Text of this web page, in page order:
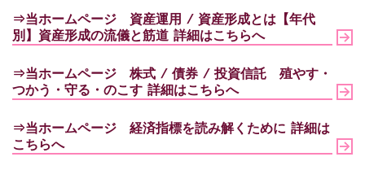
⇒当ホームページ 資産運用 / 資産形成とは【年代
別】資産形成の流儀と筋道 詳細はこちらへ
⇒当ホームページ 株式 / 債券 / 投資信託 殖やす・
つかう・守る・のこす 詳細はこちらへ
⇒当ホームページ 経済指標を読み解くために 詳細は
こちらへ